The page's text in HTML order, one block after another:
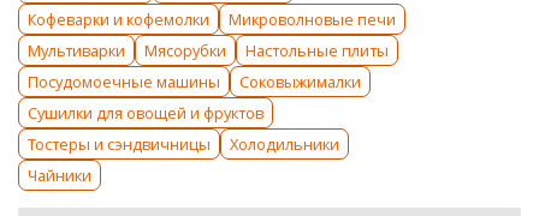
Кофеварки и кофемолки
Микроволновые печи
Мультиварки
Мясорубки
Настольные плиты
Посудомоечные машины
Соковыжималки
Сушилки для овощей и фруктов
Тостеры и сэндвичницы
Холодильники
Чайники